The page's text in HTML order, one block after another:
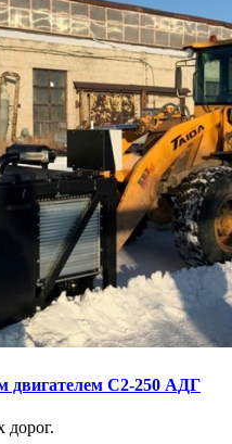
двигателем С2-250 АДГ
дорог.